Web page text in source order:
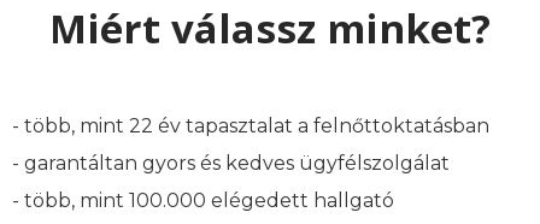
Miért válassz minket?
- több, mint 22 év tapasztalat a felnőttoktatásban
- garantáltan gyors és kedves ügyfélszolgálat
- több, mint 100.000 elégedett hallgató